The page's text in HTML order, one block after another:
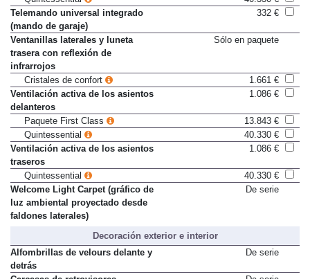
Quintessential
40.330 €
Telemando universal integrado
(mando de garaje)
Ventanillas laterales y luneta
trasera con reflexión de
infrarrojos
Cristales de confort
1.661 €
Ventilación activa de los asientos
delanteros
Paquete First Class
13.843 €
Quintessential
40.330 €
Ventilación activa de los asientos
traseros
Quintessential
40.330 €
Welcome Light Carpet (gráfico de
luz ambiental proyectado desde
Decoración exterior e interior
Alfombrillas de velours delante y
detrás